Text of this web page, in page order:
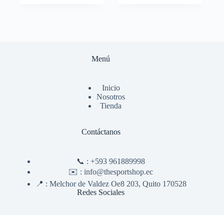
Menú
Inicio
Nosotros
Tienda
Contáctanos
📞 :+593 961889998
✉️ :info@thesportshop.ec
📍 : Melchor de Valdez Oe8 203, Quito 170528
Redes Sociales